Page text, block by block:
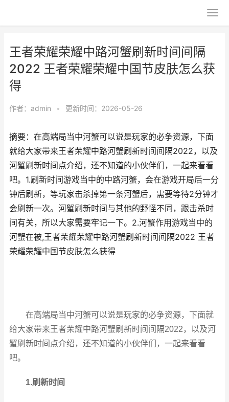
王者荣耀荣耀中路河蟹刷新时间间隔
2022 王者荣耀荣耀中国节皮肤怎么获
得
作者： admin • 更新时间：2026-05-26
摘要：在高端局当中河蟹可以说是玩家的必争资源，下面
就给大家带来王者荣耀中路河蟹刷新时间间隔2022，以及
河蟹刷新时间点介绍，还不知道的小伙伴们，一起来看看
吧。1.刷新时间游戏当中的中路河蟹，会在游戏开局后一分
钟后刷新，等玩家击杀掉第一条河蟹后，需要等待2分钟才
会刷新一次。河蟹刷新时间与其他的野怪不同，跟击杀时
间有关，所以大家需要牢记一下。2.河蟹作用游戏当中的
河蟹在被,王者荣耀荣耀中路河蟹刷新时间间隔2022 王者
荣耀荣耀中国节皮肤怎么获得
在高端局当中河蟹可以说是玩家的必争资源，下面就
给大家带来王者荣耀中路河蟹刷新时间间隔2022，以及河
蟹刷新时间点介绍，还不知道的小伙伴们，一起来看看
吧。
1.刷新时间